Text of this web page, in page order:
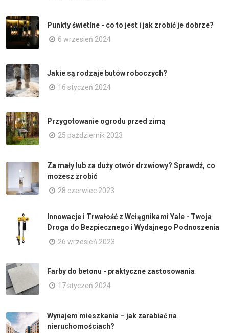
Punkty świetlne - co to jest i jak zrobić je dobrze?
6 wrzesień 2024
Jakie są rodzaje butów roboczych?
16 styczeń 2024
Przygotowanie ogrodu przed zimą
25 październik 2023
Za mały lub za duży otwór drzwiowy? Sprawdź, co
możesz zrobić
28 czerwiec 2023
Innowacje i Trwałość z Wciągnikami Yale - Twoja
Droga do Bezpiecznego i Wydajnego Podnoszenia
26 wrzesień 2023
Farby do betonu - praktyczne zastosowania
17 styczeń 2024
Wynajem mieszkania – jak zarabiać na
nieruchomościach?